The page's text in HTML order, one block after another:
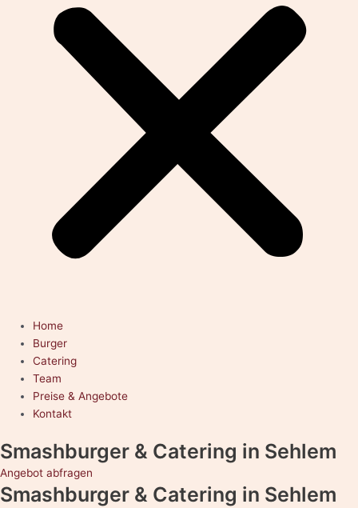
Home
Burger
Catering
Team
Preise & Angebote
Kontakt
Smashburger & Catering in Sehlem
Angebot abfragen
Smashburger & Catering in Sehlem